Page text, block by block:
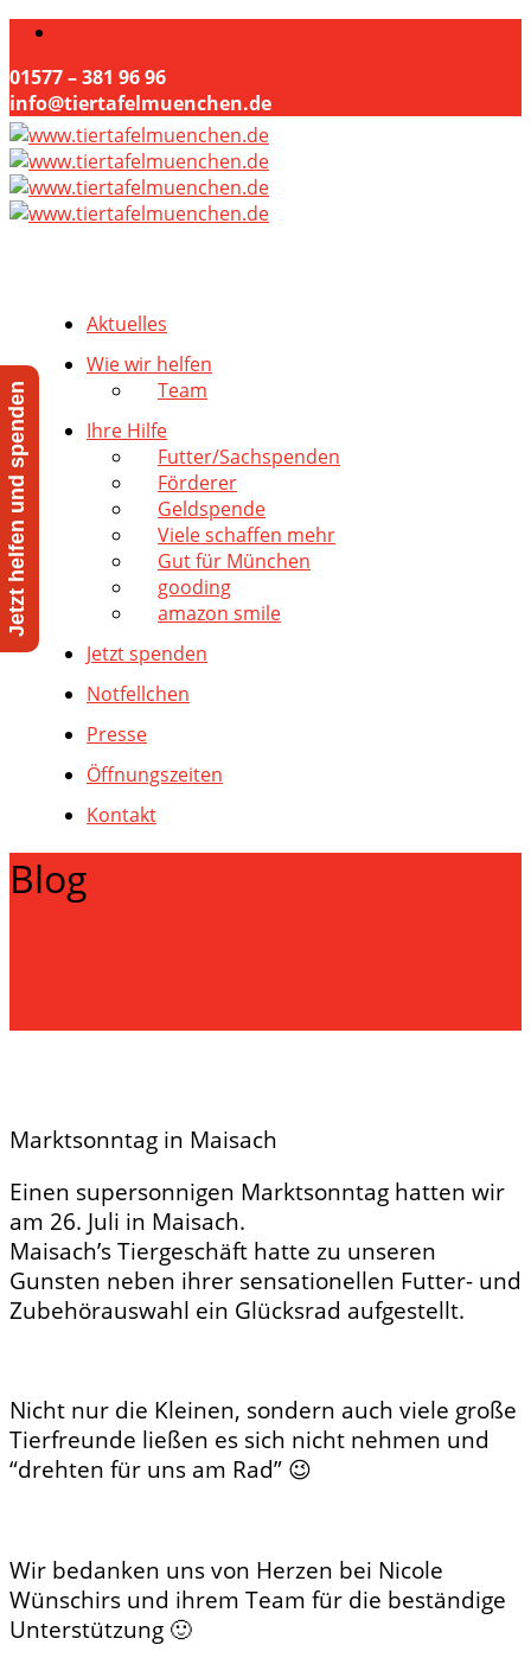
01577 – 381 96 96
info@tiertafelmuenchen.de
Aktuelles
Wie wir helfen
Team
Ihre Hilfe
Futter/Sachspenden
Förderer
Geldspende
Viele schaffen mehr
Gut für München
gooding
amazon smile
Jetzt spenden
Notfellchen
Presse
Öffnungszeiten
Kontakt
Blog
Marktsonntag in Maisach
Einen supersonnigen Marktsonntag hatten wir
am 26. Juli in Maisach.
Maisach’s Tiergeschäft hatte zu unseren
Gunsten neben ihrer sensationellen Futter- und
Zubehörauswahl ein Glücksrad aufgestellt.
Nicht nur die Kleinen, sondern auch viele große
Tierfreunde ließen es sich nicht nehmen und
“drehten für uns am Rad” 😉
Wir bedanken uns von Herzen bei Nicole
Wünschirs und ihrem Team für die beständige
Unterstützung 🙂
Jetzt helfen und spenden